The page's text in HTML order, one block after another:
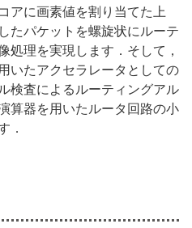
アに画素値を割り当てた上
たパケットを螺旋状にルーテ
処理を実現します．そして，
いたアクセラレータとしての
検査によるルーティングアル
算器を用いたルータ回路の小
．